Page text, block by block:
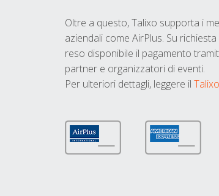
Oltre a questo, Talixo supporta i
aziendali come AirPlus. Su
reso disponibile il pagamento
partner e organizzatori di eventi.
Per ulteriori dettagli, leggere il